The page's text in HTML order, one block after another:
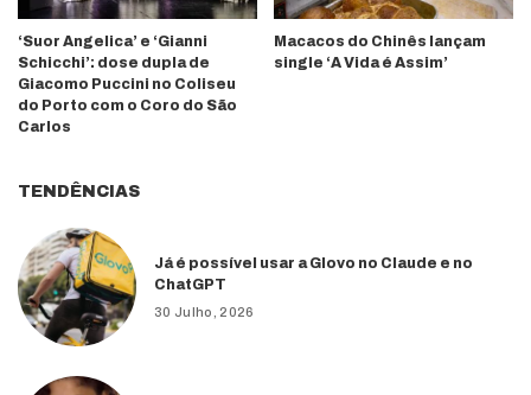
‘Suor Angelica’ e ‘Gianni
Schicchi’: dose dupla de
Giacomo Puccini no Coliseu
do Porto com o Coro do São
Carlos
Macacos do Chinês lançam
single ‘A Vida é Assim’
TENDÊNCIAS
Já é possível usar a Glovo no Claude e no
ChatGPT
30 Julho, 2026